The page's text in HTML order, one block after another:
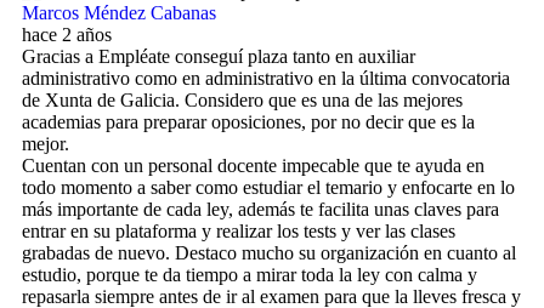
Marcos Méndez Cabanas
hace 2 años
Gracias a Empléate conseguí plaza tanto en auxiliar
administrativo como en administrativo en la última convocatoria
de Xunta de Galicia. Considero que es una de las mejores
academias para preparar oposiciones, por no decir que es la
mejor.
Cuentan con un personal docente impecable que te ayuda en
todo momento a saber como estudiar el temario y enfocarte en lo
más importante de cada ley, además te facilita unas claves para
entrar en su plataforma y realizar los tests y ver las clases
grabadas de nuevo. Destaco mucho su organización en cuanto al
estudio, porque te da tiempo a mirar toda la ley con calma y
repasarla siempre antes de ir al examen para que la lleves fresca y